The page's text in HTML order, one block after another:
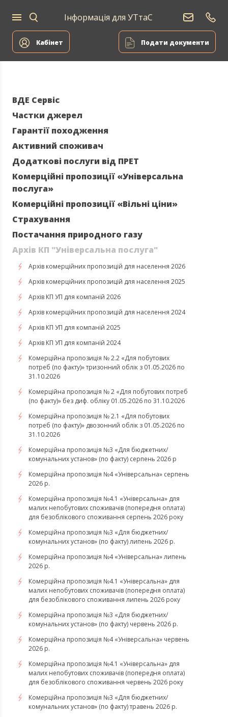
Кабінет Подати документи
Інформація для УТтаС
дому
компаній
Постачання
природного
газу
ВДЕ Сервіс
Частки джерел
Гарантії походження
Активний споживач
Додаткові послуги від ПРЕТ
Комерційні пропозиції «Універсальна
послуга»
Комерційні пропозиції «Вільні ціни»
Страхування
Постачання природного газу
Архів КП "Універсальна послуга"
Архів комерційних пропозицій для населення 2026
Архів комерційних пропозицій для населення 2025
Архів КП УП для компаній 2026
Архів комерційних пропозицій для населення 2024
Архів КП УП для компаній 2025
Архів КП УП для компаній 2024
Комерційна пропозиція № 2.2 «Для побутових
потреб (по факту)» тризонний облік з 01.05.2026 по
31.10.2026
Комерційна пропозиція № 2 «Для побутових потреб
(по факту)» без диф. обліку 01.05.2026 по 31.10.2026
Комерційна пропозиція № 2.1 «Для побутових
потреб (по факту)» двозонний облік з 01.05.2026 по
31.10.2026
Комерційна пропозиція №3 «Для бюджетних/
комунальних установ» (по факту) серпень 2026 р
Комерційна пропозиція №4 «Універсальна» серпень
2026 р.
Комерційна пропозиція №4.1 «Універсальна» для
малих непобутових споживачів (попередня оплата)
для безоблікового споживання серпень 2026 року
Комерційна пропозиція №3 «Для бюджетних/
комунальних установ» (по факту) липень 2026 р.
Комерційна пропозиція №4 «Універсальна» липень
2026 р.
Комерційна пропозиція №4.1 «Універсальна» для
малих непобутових споживачів (попередня оплата)
для безоблікового споживання липень 2026 року
Комерційна пропозиція №3 «Для бюджетних/
комунальних установ» (по факту) червень 2026 р.
Комерційна пропозиція №4 «Універсальна» червень
2026 р.
Комерційна пропозиція №4.1 «Універсальна» для
малих непобутових споживачів (попередня оплата)
для безоблікового споживання червень 2026 року
Комерційна пропозиція №3 «Для бюджетних/
комунальних установ» (по факту) травень 2026 р.